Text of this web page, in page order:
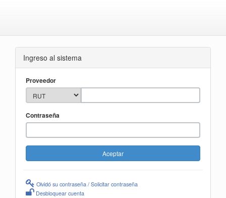
Ingreso al sistema
Proveedor
Contraseña
Olvidó su contraseña / Solicitar contraseña
Desbloquear cuenta